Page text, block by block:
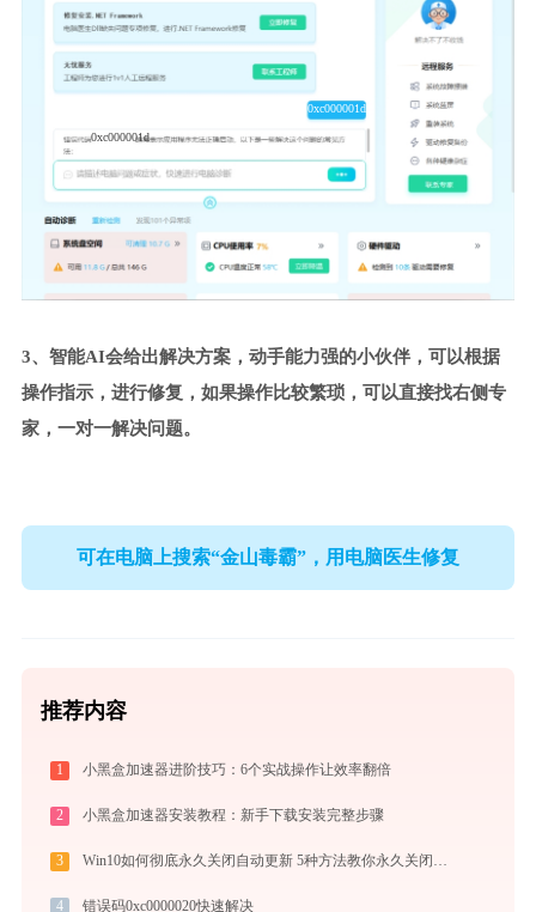
0xc000001d
0xc000001d
3、智能AI会给出解决方案，动手能力强的小伙伴，可以根据
操作指示，进行修复，如果操作比较繁琐，可以直接找右侧专
家，一对一解决问题。
可在电脑上搜索“金山毒霸”，用电脑医生修复
推荐内容
1 小黑盒加速器进阶技巧：6个实战操作让效率翻倍
2 小黑盒加速器安装教程：新手下载安装完整步骤
3 Win10如何彻底永久关闭自动更新 5种方法教你永久关闭win10自动更新
4 错误码0xc0000020快速解决